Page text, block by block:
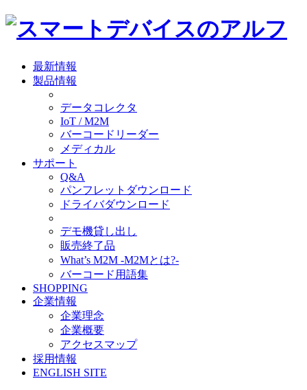
最新情報
製品情報
データコレクタ
IoT / M2M
バーコードリーダー
メディカル
サポート
Q&A
パンフレットダウンロード
ドライバダウンロード
デモ機貸し出し
販売終了品
What’s M2M -M2Mとは?-
バーコード用語集
SHOPPING
企業情報
企業理念
企業概要
アクセスマップ
採用情報
ENGLISH SITE